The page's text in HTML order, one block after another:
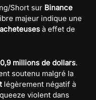
Short sur Binance
majeur indique une
à effet de
millions de dollars.
soutenu malgré la
légèrement négatif à
violent dans